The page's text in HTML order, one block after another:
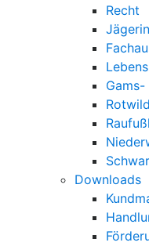
Recht
Rotwild
Downloads